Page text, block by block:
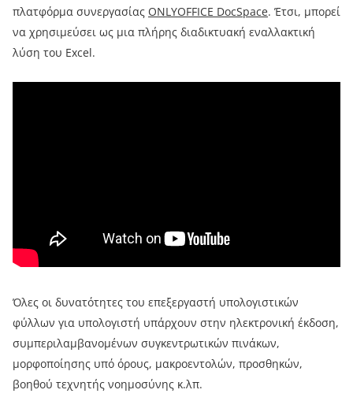
πλατφόρμα συνεργασίας ONLYOFFICE DocSpace. Έτσι, μπορεί
να χρησιμεύσει ως μια πλήρης διαδικτυακή εναλλακτική
λύση του Excel.
Όλες οι δυνατότητες του επεξεργαστή υπολογιστικών
φύλλων για υπολογιστή υπάρχουν στην ηλεκτρονική έκδοση,
συμπεριλαμβανομένων συγκεντρωτικών πινάκων,
μορφοποίησης υπό όρους, μακροεντολών, προσθηκών,
βοηθού τεχνητής νοημοσύνης κ.λπ.